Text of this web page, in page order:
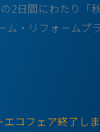
2日間にわたり「
ム・リフォ－ムプ
コフェア終了しま